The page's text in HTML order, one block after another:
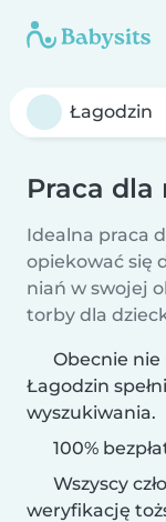
Praca dla
Idealna praca
opiekować się
niań w swojej
torby dla
Obecnie
Łagodzin
wyszukiwania.
100%
Wszyscy
weryfikację